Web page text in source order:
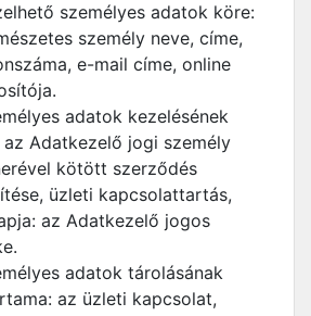
személyes adatok köre:
személy neve, címe,
e-mail címe, online
adatok kezelésének
az Adatkezelő jogi személy
kötött szerződés
üzleti kapcsolattartás,
az Adatkezelő jogos
adatok tárolásának
az üzleti kapcsolat,